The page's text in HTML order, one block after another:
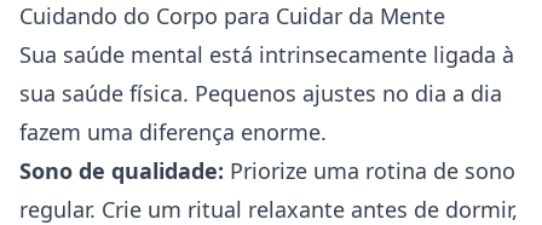
Cuidando do Corpo para Cuidar da Mente
Sua saúde mental está intrinsecamente ligada à
sua saúde física. Pequenos ajustes no dia a dia
fazem uma diferença enorme.
Sono de qualidade: Priorize uma rotina de sono
regular. Crie um ritual relaxante antes de dormir,